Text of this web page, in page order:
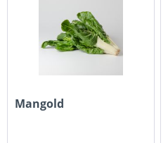
Mangold